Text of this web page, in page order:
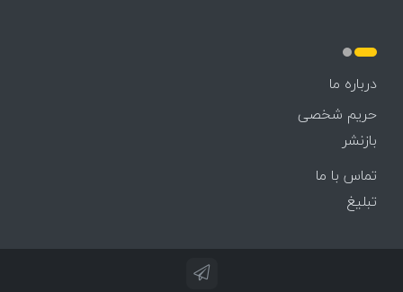
درباره ما
حریم شخصی
بازنشر
تماس با ما
تبلیغ